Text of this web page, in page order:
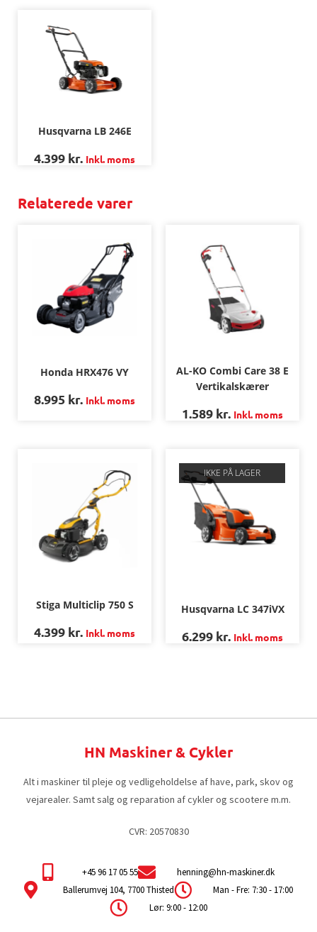
Husqvarna LB 246E
4.399 kr. Inkl. moms
Relaterede varer
Honda HRX476 VY
8.995 kr. Inkl. moms
AL-KO Combi Care 38 E
Vertikalskærer
1.589 kr. Inkl. moms
Stiga Multiclip 750 S
4.399 kr. Inkl. moms
IKKE PÅ LAGER
Husqvarna LC 347iVX
6.299 kr. Inkl. moms
HN Maskiner & Cykler
Alt i maskiner til pleje og vedligeholdelse af have, park, skov og
vejarealer. Samt salg og reparation af cykler og scootere m.m.
CVR: 20570830
+45 96 17 05 55
henning@hn-maskiner.dk
Ballerumvej 104, 7700 Thisted
Man - Fre: 7:30 - 17:00
Lør: 9:00 - 12:00